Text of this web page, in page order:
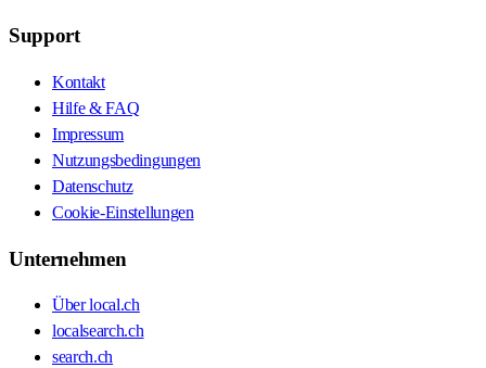
Support
Kontakt
Hilfe & FAQ
Impressum
Nutzungsbedingungen
Datenschutz
Cookie-Einstellungen
Unternehmen
Über local.ch
localsearch.ch
search.ch